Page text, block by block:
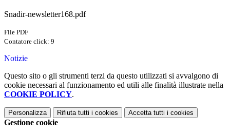
Snadir-newsletter168.pdf
File PDF
Contatore click: 9
Notizie
Questo sito o gli strumenti terzi da questo utilizzati si avvalgono di
cookie necessari al funzionamento ed utili alle finalità illustrate nella
COOKIE POLICY.
Personalizza Rifiuta tutti i cookies Accetta tutti i cookies
Gestione cookie